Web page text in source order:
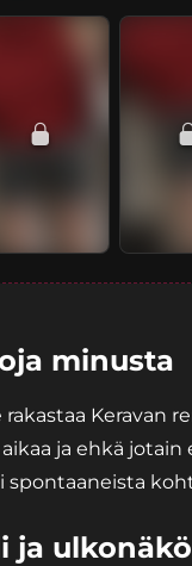
minusta
rakastaa Keravan
aikaa ja ehkä
spontaaneista
ja ulkonäkö